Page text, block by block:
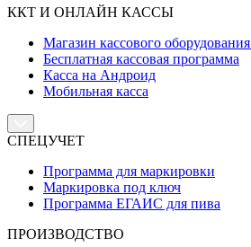
ККТ И ОНЛАЙН КАССЫ
Магазин кассового оборудования
Бесплатная кассовая программа
Касса на Андроид
Мобильная касса
СПЕЦУЧЕТ
Программа для маркировки
Маркировка под ключ
Программа ЕГАИС для пива
ПРОИЗВОДСТВО